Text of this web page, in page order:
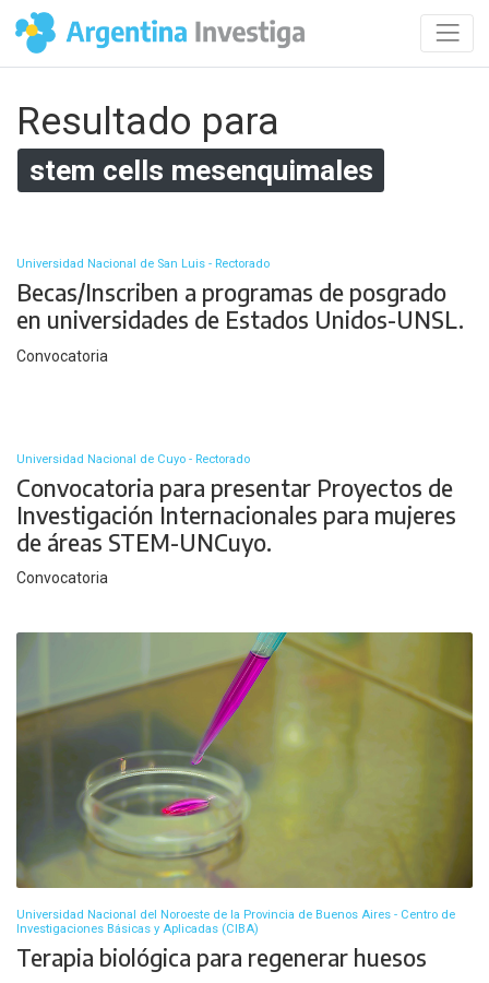
Resultado para
stem cells mesenquimales
Universidad Nacional de San Luis - Rectorado
Becas/Inscriben a programas de posgrado
en universidades de Estados Unidos-UNSL.
Convocatoria
Universidad Nacional de Cuyo - Rectorado
Convocatoria para presentar Proyectos de
Investigación Internacionales para mujeres
de áreas STEM-UNCuyo.
Convocatoria
Universidad Nacional del Noroeste de la Provincia de Buenos Aires - Centro de
Investigaciones Básicas y Aplicadas (CIBA)
Terapia biológica para regenerar huesos